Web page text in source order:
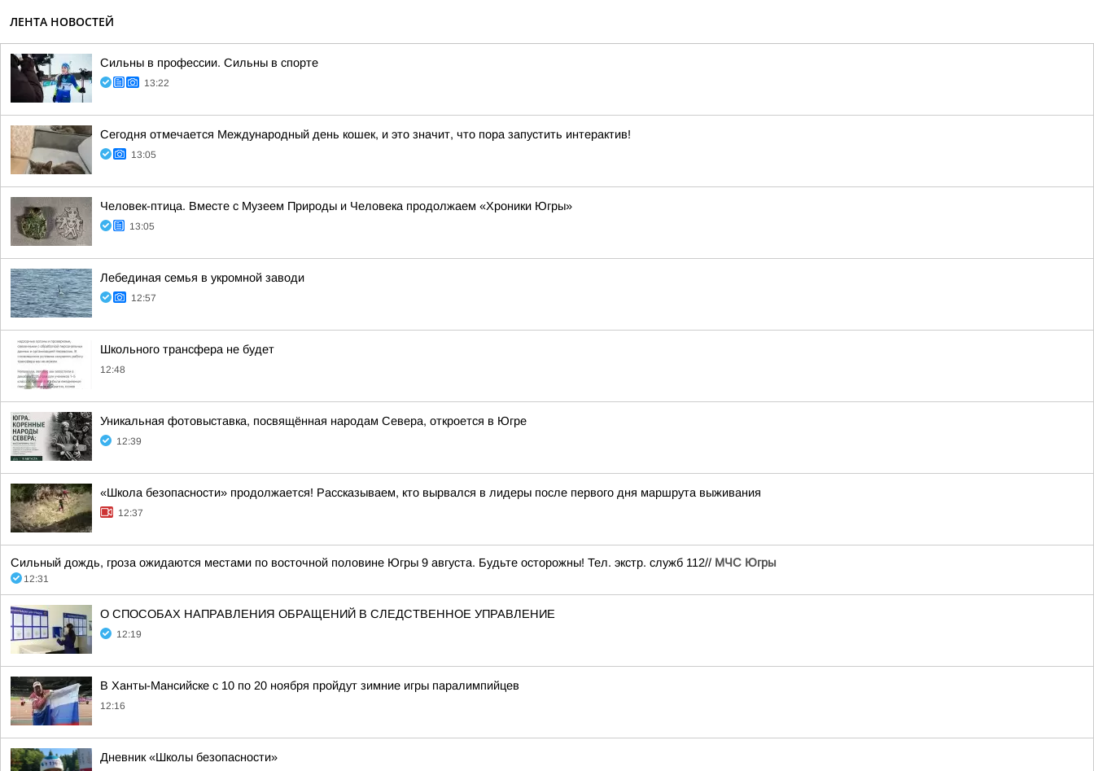
ЛЕНТА НОВОСТЕЙ
Сильны в профессии. Сильны в спорте
13:22
Сегодня отмечается Международный день кошек, и это значит, что пора запустить интерактив!
13:05
Человек-птица. Вместе с Музеем Природы и Человека продолжаем «Хроники Югры»
13:05
Лебединая семья в укромной заводи
12:57
Школьного трансфера не будет
12:48
Уникальная фотовыставка, посвящённая народам Севера, откроется в Югре
12:39
«Школа безопасности» продолжается! Рассказываем, кто вырвался в лидеры после первого дня маршрута выживания
12:37
Сильный дождь, гроза ожидаются местами по восточной половине Югры 9 августа. Будьте осторожны! Тел. экстр. служб 112// МЧС Югры
12:31
О СПОСОБАХ НАПРАВЛЕНИЯ ОБРАЩЕНИЙ В СЛЕДСТВЕННОЕ УПРАВЛЕНИЕ
12:19
В Ханты-Мансийске с 10 по 20 ноября пройдут зимние игры паралимпийцев
12:16
Дневник «Школы безопасности»